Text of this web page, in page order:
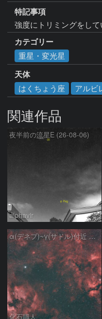
特記事項
強度にトリミングをして
カテゴリー
重星・変光星
天体
はくちょう座
アルビ
関連作品
夜半前の流星E (26-08-06)
alphavir
α(デネブ)~γ(サドル)付近 NGC7000 北アメリカ星雲 IC5067~5070 ペリカン星雲 Sh2-112 はくちょう座
化石職人